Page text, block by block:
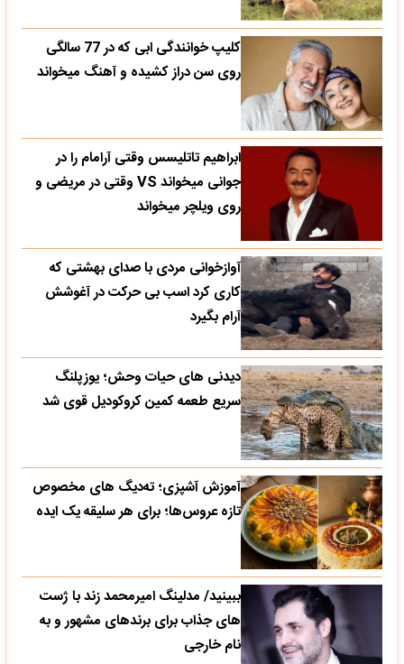
کلیپ خوانندگی ابی که در 77 سالگی
روی سن دراز کشیده و آهنگ میخواند
ابراهیم تاتلیسس وقتی آرامام را در
جوانی میخواند VS وقتی در مریضی و
روی ویلچر میخواند
آوازخوانی مردی با صدای بهشتی که
کاری کرد اسب بی حرکت در آغوشش
آرام بگیرد
دیدنی های حیات وحش؛ یوزپلنگ
سریع طعمه کمین کروکودیل قوی شد
آموزش آشپزی؛ ته‌دیگ‌ های مخصوص
تازه‌ عروس‌ها؛ برای هر سلیقه یک ایده
ببینید/ مدلینگ امیرمحمد زند با ژست
های جذاب برای برندهای مشهور و به
نام خارجی